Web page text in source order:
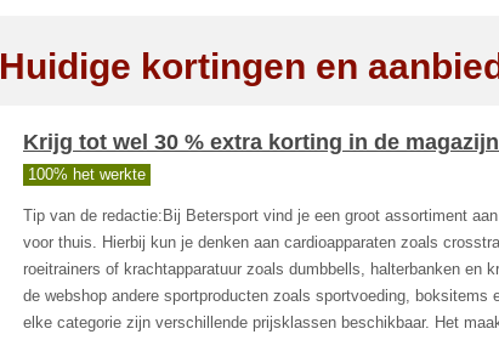
Huidige kortingen en
Krijg tot wel 30 % extra korting in de
100% het werkte
Tip van de redactie:Bij Betersport vind je een groot assortiment
voor thuis. Hierbij kun je denken aan cardioapparaten zoals
roeitrainers of krachtapparatuur zoals dumbbells, halterbanken en
de webshop andere sportproducten zoals sportvoeding, boksitems
elke categorie zijn verschillende prijsklassen beschikbaar. Het